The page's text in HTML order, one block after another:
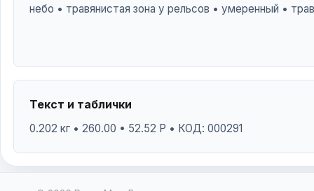
небо • травянистая зона у рельсов • умеренный •
Текст и таблички
0.202 кг • 260.00 • 52.52 Р • КОД: 000291